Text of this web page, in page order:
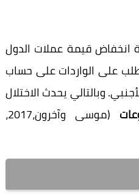
انخفاض قيمة عملات الدول
على الواردات على حساب
وبالتالي يحدث الاختلال
(موسى وآخرون،2017،